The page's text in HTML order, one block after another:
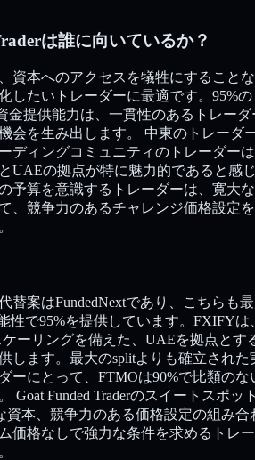
は誰に向いているか？
、資本へのアクセスを犠牲にすることな
したいトレーダーに最適です。95%の
金提供能力は、一貫性のあるトレーダ
会を生み出します。 中東のトレーダ
ディングコミュニティのトレーダー
UAEの拠点が特に魅力的であると感
予算を意識するトレーダーは、寛大
、競争力のあるチャレンジ価格設定
替案はFundedNextであり、こちらも
性で95%を提供しています。FXIFYは
ケーリングを備えた、UAEを拠点とす
します。最大のsplitよりも確立された
ーにとって、FTMOは90%で比類のな
Goat Funded Traderのスイートスポッ
資本、競争力のある価格設定の組み合
価格なしで強力な条件を求めるトレ